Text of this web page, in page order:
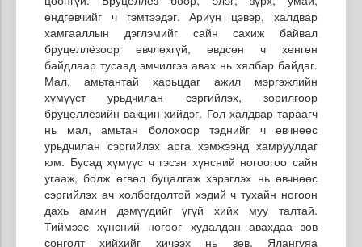
өндгөвчийг ч гэмтээдэг. Ариун цэвэр, халдвар
хамгааллын дэглэмийг сайн сахиж байвал
бруцеллёзоор өвчлөхгүй, өвдсөн ч хөнгөн
байдлаар тусаад эмчилгээ авах нь хялбар байдаг.
Мал, амьтантай харьцдаг ажил мэргэжлийн
хүмүүст урьдчилан сэргийлэх, зорилгоор
бруцеллёзийн вакцин хийдэг. Гол халдвар тараагч
нь мал, амьтан болохоор тэднийг ч өвчнөөс
урьдчилан сэргийлэх арга хэмжээнд хамруулдаг
юм. Бусад хүмүүс ч гэсэн хүнсний ногоогоо сайн
угааж, болж өгвөл буцалгаж хэрэглэх нь өвчнөөс
сэргийлэх ач холбогдолтой хэдий ч тухайн ногоон
дахь амин дэмүүдийг үгүй хийх муу талтай.
Тиймээс хүнсний ногоог худалдан авахдаа зөв
сонголт хийхийг хичээх нь зөв. Ялангуяа